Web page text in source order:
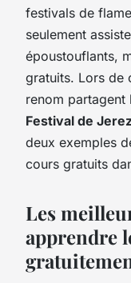
festivals de
seulement
époustouflants,
gratuits. Lors de
renom partagent
Festival de
deux exemples
cours gratuits
Les
apprendre